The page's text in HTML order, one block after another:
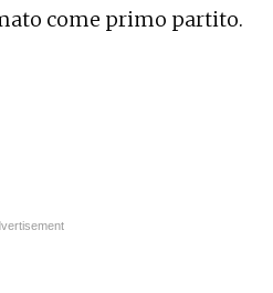
come primo partito.